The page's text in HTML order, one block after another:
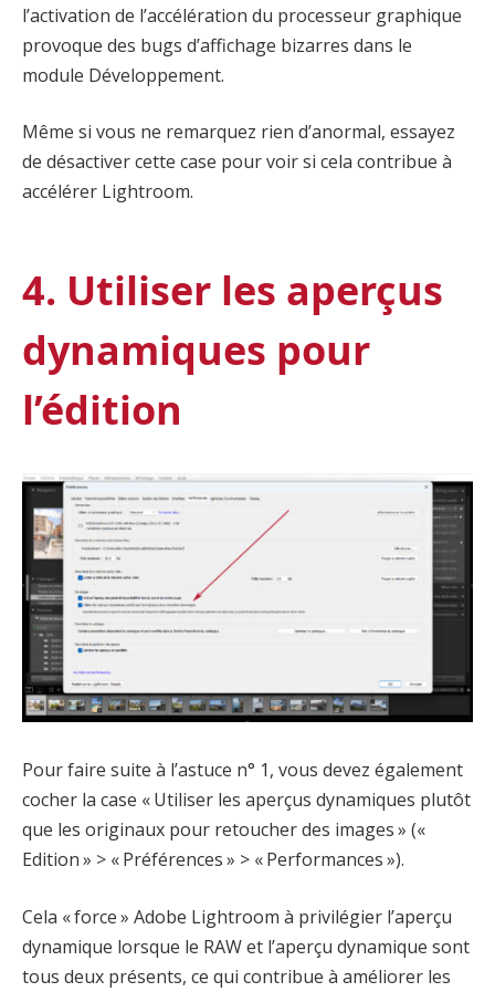
l’activation de l’accélération du processeur graphique
provoque des bugs d’affichage bizarres dans le
module Développement.
Même si vous ne remarquez rien d’anormal, essayez
de désactiver cette case pour voir si cela contribue à
accélérer Lightroom.
4. Utiliser les aperçus
dynamiques pour
l’édition
Pour faire suite à l’astuce n° 1, vous devez également
cocher la case « Utiliser les aperçus dynamiques plutôt
que les originaux pour retoucher des images » («
Edition » > « Préférences » > « Performances »).
Cela « force » Adobe Lightroom à privilégier l’aperçu
dynamique lorsque le RAW et l’aperçu dynamique sont
tous deux présents, ce qui contribue à améliorer les